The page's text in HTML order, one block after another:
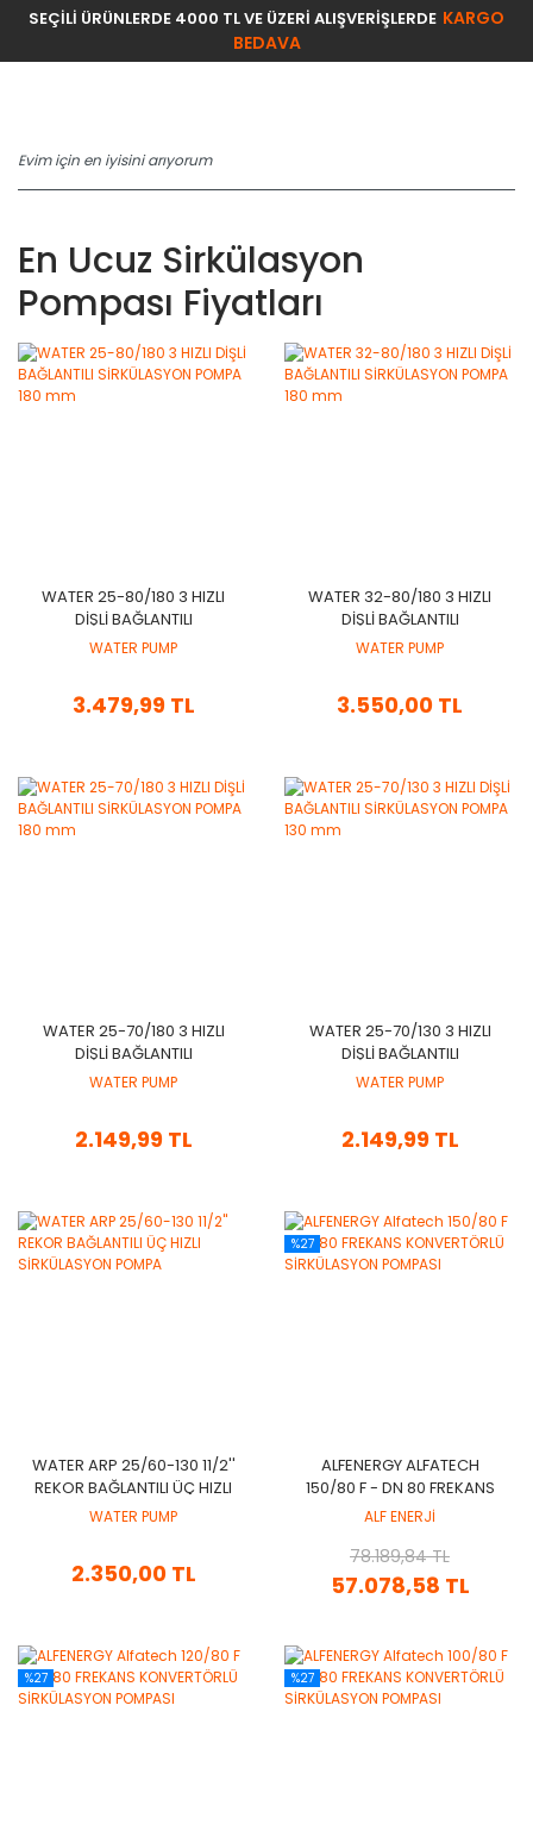
SEÇİLİ ÜRÜNLERDE 4000 TL VE ÜZERİ ALIŞVERİŞLERDE KARGO
BEDAVA
En Ucuz Sirkülasyon
Pompası Fiyatları
WATER 25-80/180 3 HIZLI
DİŞLİ BAĞLANTILI
SİRKÜLASYON POMPA 180
WATER PUMP
3.479,99 TL
WATER 32-80/180 3 HIZLI
DİŞLİ BAĞLANTILI
SİRKÜLASYON POMPA 180
WATER PUMP
3.550,00 TL
WATER 25-70/180 3 HIZLI
DİŞLİ BAĞLANTILI
SİRKÜLASYON POMPA 180
WATER PUMP
2.149,99 TL
WATER 25-70/130 3 HIZLI
DİŞLİ BAĞLANTILI
SİRKÜLASYON POMPA 130
WATER PUMP
2.149,99 TL
WATER ARP 25/60-130 11/2''
REKOR BAĞLANTILI ÜÇ HIZLI
SİRKÜLASYON POMPA
WATER PUMP
2.350,00 TL
%27
ALFENERGY ALFATECH
150/80 F - DN 80 FREKANS
KONVERTÖRLÜ
ALF ENERJİ
57.078,58 TL
78.189,84 TL
%27 %27